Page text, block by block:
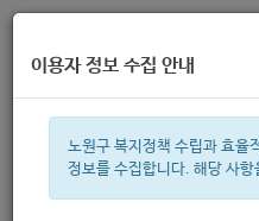
이용자 정보 수집 안내
노원구 복지정책 수립과 효율
정보를 수집합니다. 해당 사항